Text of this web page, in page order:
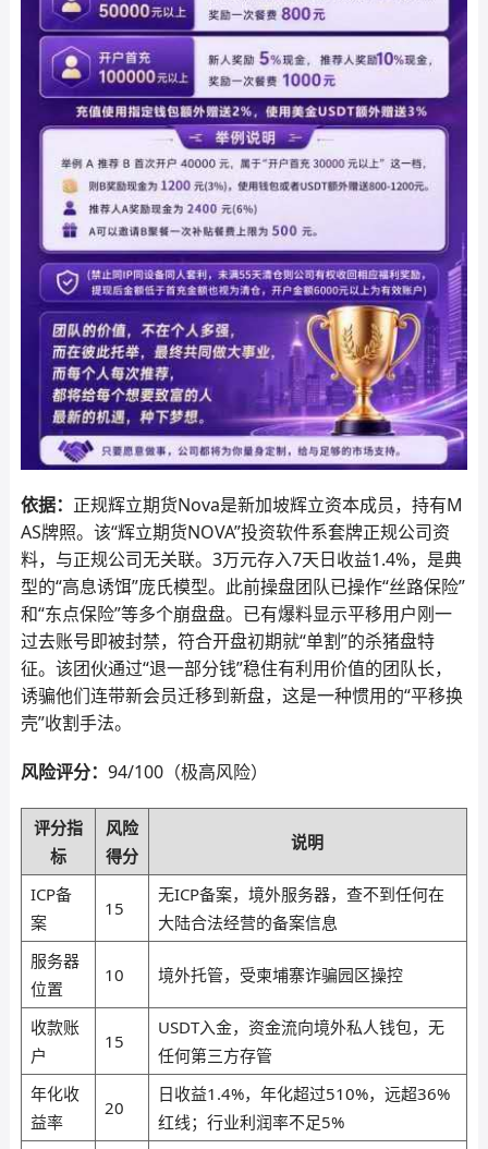
依据： 正规辉立期货Nova是新加坡辉立资本成员，持有M
AS牌照。该“辉立期货NOVA”投资软件系套牌正规公司资
料，与正规公司无关联。3万元存入7天日收益1.4%，是典
型的“高息诱饵”庞氏模型。此前操盘团队已操作“丝路保险”
和“东点保险”等多个崩盘盘。已有爆料显示平移用户刚一
过去账号即被封禁，符合开盘初期就“单割”的杀猪盘特
征。该团伙通过“退一部分钱”稳住有利用价值的团队长，
诱骗他们连带新会员迁移到新盘，这是一种惯用的“平移换
壳”收割手法。
风险评分： 94/100（极高风险）
评分指
标
风险
得分
说明
ICP备
案
15
无ICP备案，境外服务器，查不到任何在
大陆合法经营的备案信息
服务器
位置
10 境外托管，受柬埔寨诈骗园区操控
收款账
户
15
USDT入金，资金流向境外私人钱包，无
任何第三方存管
年化收
益率
20
日收益1.4%，年化超过510%，远超36%
红线；行业利润率不足5%